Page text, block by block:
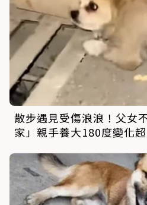
散步遇見受傷浪浪！父女
家」親手養大180度變化